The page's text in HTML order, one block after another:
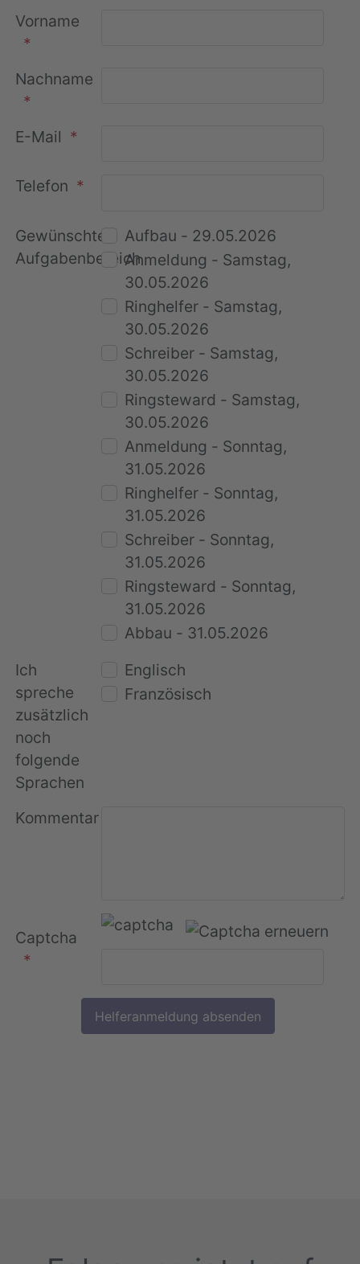
Vorname
Nachname
E-Mail
Telefon
Gewünschter
Aufgabenbereich
Aufbau - 29.05.2026
Anmeldung - Samstag,
30.05.2026
Ringhelfer - Samstag,
30.05.2026
Schreiber - Samstag,
30.05.2026
Ringsteward - Samstag,
30.05.2026
Anmeldung - Sonntag,
31.05.2026
Ringhelfer - Sonntag,
31.05.2026
Schreiber - Sonntag,
31.05.2026
Ringsteward - Sonntag,
31.05.2026
Abbau - 31.05.2026
Ich
spreche
zusätzlich
noch
folgende
Sprachen
Englisch
Französisch
Kommentar
Captcha